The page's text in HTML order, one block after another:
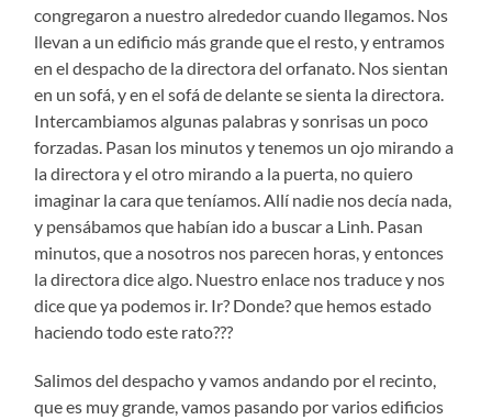
congregaron a nuestro alrededor cuando llegamos. Nos
llevan a un edificio más grande que el resto, y entramos
en el despacho de la directora del orfanato. Nos sientan
en un sofá, y en el sofá de delante se sienta la directora.
Intercambiamos algunas palabras y sonrisas un poco
forzadas. Pasan los minutos y tenemos un ojo mirando a
la directora y el otro mirando a la puerta, no quiero
imaginar la cara que teníamos. Allí nadie nos decía nada,
y pensábamos que habían ido a buscar a Linh. Pasan
minutos, que a nosotros nos parecen horas, y entonces
la directora dice algo. Nuestro enlace nos traduce y nos
dice que ya podemos ir. Ir? Donde? que hemos estado
haciendo todo este rato???
Salimos del despacho y vamos andando por el recinto,
que es muy grande, vamos pasando por varios edificios